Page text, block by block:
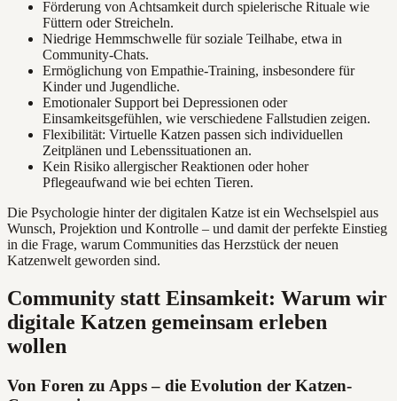
Förderung von Achtsamkeit durch spielerische Rituale wie
Füttern oder Streicheln.
Niedrige Hemmschwelle für soziale Teilhabe, etwa in
Community-Chats.
Ermöglichung von Empathie-Training, insbesondere für
Kinder und Jugendliche.
Emotionaler Support bei Depressionen oder
Einsamkeitsgefühlen, wie verschiedene Fallstudien zeigen.
Flexibilität: Virtuelle Katzen passen sich individuellen
Zeitplänen und Lebenssituationen an.
Kein Risiko allergischer Reaktionen oder hoher
Pflegeaufwand wie bei echten Tieren.
Die Psychologie hinter der digitalen Katze ist ein Wechselspiel aus
Wunsch, Projektion und Kontrolle – und damit der perfekte Einstieg
in die Frage, warum Communities das Herzstück der neuen
Katzenwelt geworden sind.
Community statt Einsamkeit: Warum wir
digitale Katzen gemeinsam erleben
wollen
Von Foren zu Apps – die Evolution der Katzen-